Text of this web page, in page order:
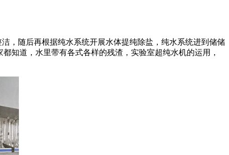
，随后再根据纯水系统开展水体提纯除盐，纯水系统进到储储
知道，水里带有各式各样的残渣，实验室超纯水机的运用，